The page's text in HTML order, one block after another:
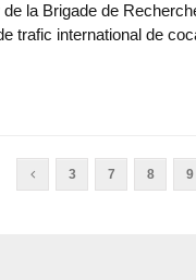
la Brigade de
trafic international de
3 7 8 9